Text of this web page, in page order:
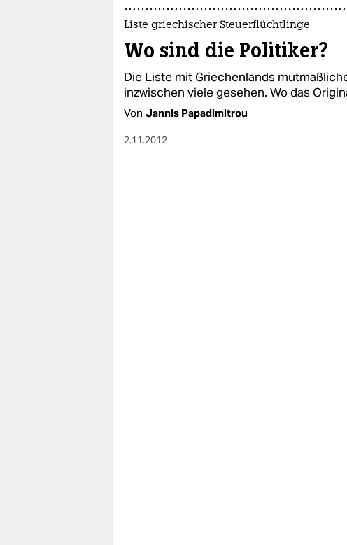
Liste griechischer Steuerflüchtlinge
Wo sind die Politiker?
Die Liste mit Griechenlands
inzwischen viele gesehen. Wo das
Von Jannis Papadimitrou
2.11.2012